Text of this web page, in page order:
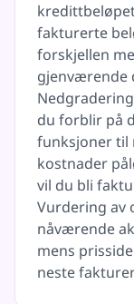
fakturerte
forskjellen
gjenværende
du forblir på
funksjoner til
kostnader
vil du bli
Vurdering av
nåværende
mens
neste